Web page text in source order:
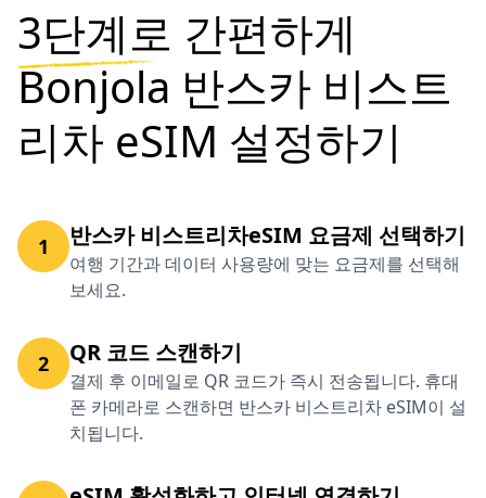
3단계로 간편하게
Bonjola 반스카 비스트
리차 eSIM 설정하기
1 반스카 비스트리차eSIM 요금제 선택하기
여행 기간과 데이터 사용량에 맞는 요금제를 선택해
보세요.
2 QR 코드 스캔하기
결제 후 이메일로 QR 코드가 즉시 전송됩니다. 휴대
폰 카메라로 스캔하면 반스카 비스트리차 eSIM이 설
치됩니다.